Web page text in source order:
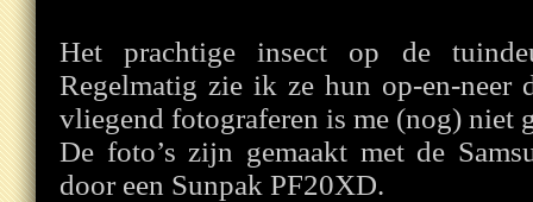
Het prachtige insect op de
Regelmatig zie ik ze hun op-en-neer
vliegend fotograferen is me (nog) niet
De foto’s zijn gemaakt met de
door een Sunpak PF20XD.